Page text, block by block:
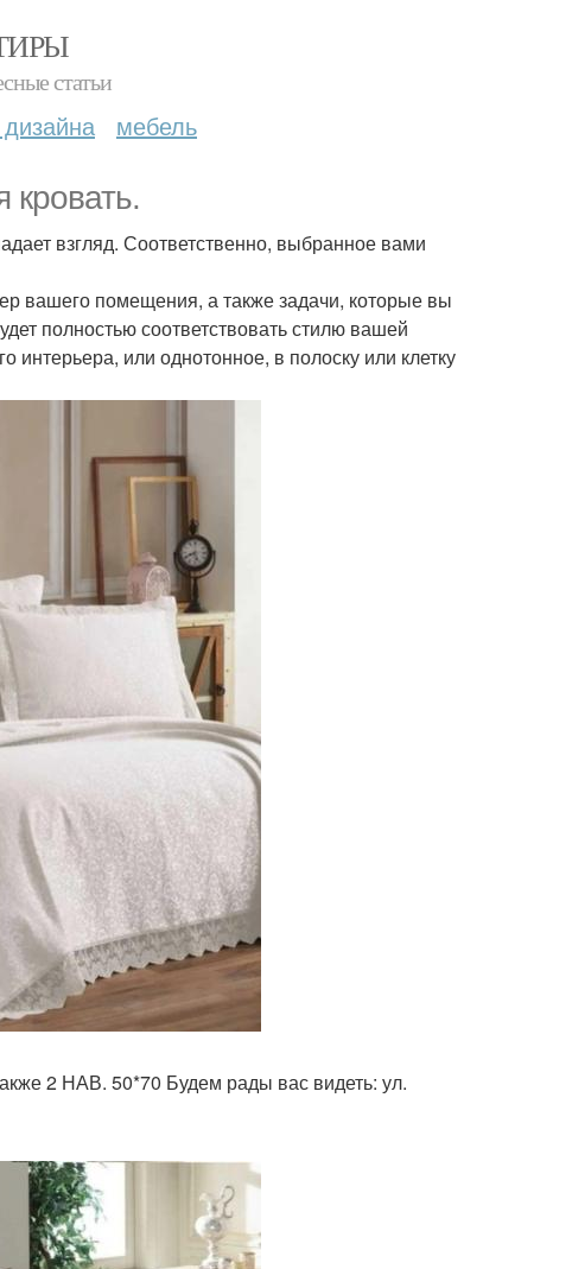
статьи
мебель
кровать.
взгляд. Соответственно, выбранное вами
вашего помещения, а также задачи, которые вы
полностью соответствовать стилю вашей
или однотонное, в полоску или клетку
2 НАВ. 50*70 Будем рады вас видеть: ул.